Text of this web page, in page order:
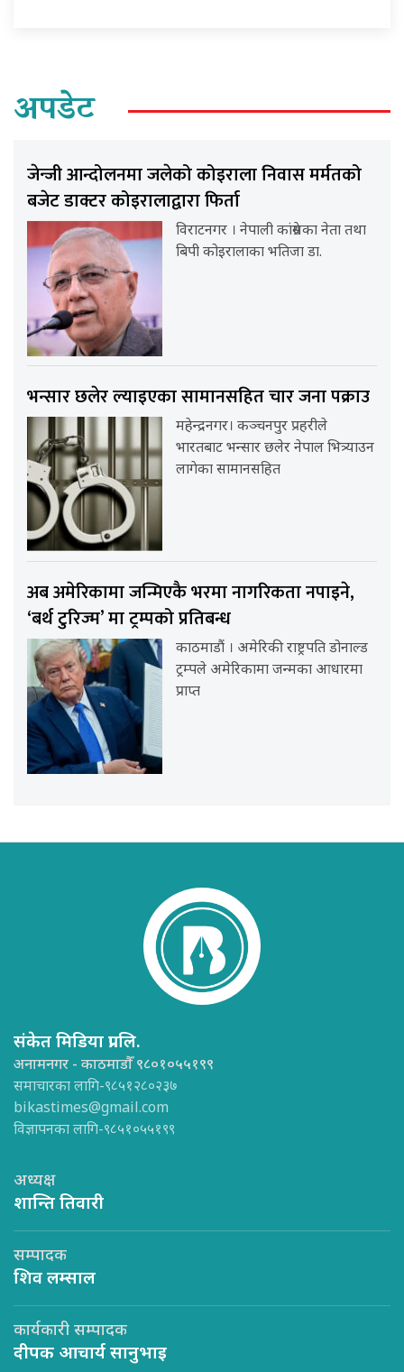
अपडेट
जेन्जी आन्दोलनमा जलेको कोइराला निवास मर्मतको
बजेट डाक्टर कोइरालाद्वारा फिर्ता
विराटनगर । नेपाली कांग्रेसका नेता तथा
बिपी कोइरालाका भतिजा डा.
भन्सार छलेर ल्याइएका सामानसहित चार जना पक्राउ
महेन्द्रनगर। कञ्चनपुर प्रहरीले
भारतबाट भन्सार छलेर नेपाल भित्र्याउन
लागेका सामानसहित
अब अमेरिकामा जन्मिएकै भरमा नागरिकता नपाइने,
‘बर्थ टुरिज्म’ मा ट्रम्पको प्रतिबन्ध
काठमाडौं । अमेरिकी राष्ट्रपति डोनाल्ड
ट्रम्पले अमेरिकामा जन्मका आधारमा
प्राप्त
संकेत मिडिया प्रा.लि.
अनामनगर - काठमाडौँ ९८०१०५५१९९
समाचारका लागि-९८५१२८०२३७
bikastimes@gmail.com
विज्ञापनका लागि-९८५१०५५१९९
अध्यक्ष
शान्ति तिवारी
सम्पादक
शिव लम्साल
कार्यकारी सम्पादक
दीपक आचार्य सानुभाइ